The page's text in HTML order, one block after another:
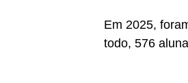
Em 2025,
todo, 576